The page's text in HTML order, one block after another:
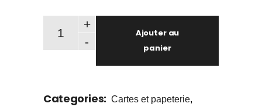
-
+
Ajouter au
panier
Categories: Cartes et papeterie,